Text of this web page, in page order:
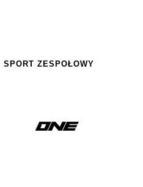
SPORT ZESPOŁOWY